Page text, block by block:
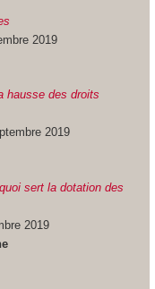
2019
hausse des droits
2019
sert la dotation des
2019